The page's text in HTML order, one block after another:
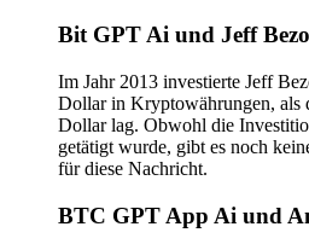
Bit GPT Ai und Jeff
Im Jahr 2013 investierte Jeff
Dollar in Kryptowährungen, als
Dollar lag. Obwohl die
getätigt wurde, gibt es noch
für diese Nachricht.
BTC GPT App Ai und